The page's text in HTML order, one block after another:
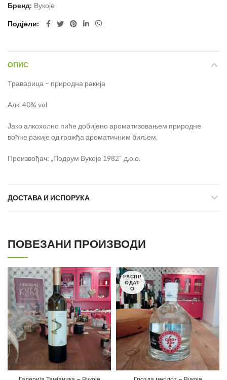
Бренд: Вукоје
Подјели
ОПИС
Траварица – природна ракија
Алк. 40% vol
Јако алкохолно пиће добијено ароматизовањем природне
воћне ракије од грожђа ароматичним биљем.
Произвођач: „Подрум Вукоје 1982“ д.о.о.
ДОСТАВА И ИСПОРУКА
ПОВЕЗАНИ ПРОИЗВОДИ
РАСПР
ОДАТ
О